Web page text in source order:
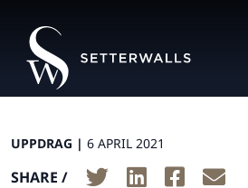
UPPDRAG | 6 APRIL 2021
SHARE /